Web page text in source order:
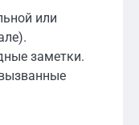
или
заметки.